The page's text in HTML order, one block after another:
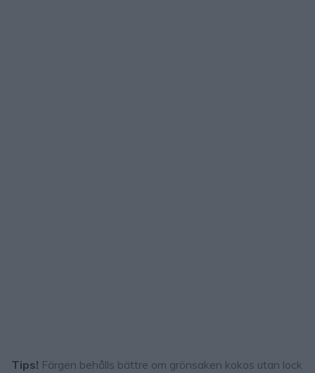
Tips! Färgen behålls bättre om grönsaken kokos utan lock